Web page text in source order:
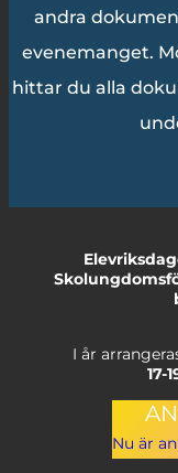
andra
evenemanget.
hittar du alla
I år
17-
Nu är